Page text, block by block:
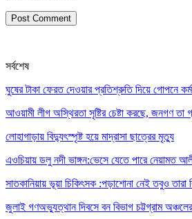
সর্বশেষ
ঘুষের টাকা ফেরত দেওয়ার প্রতিশ্রুতি দিয়ে গোপনে
আওয়ামী লীগ অস্থিরতা সৃষ্টির চেষ্টা করছে, জনগণ
লোহাগাড়ায় বিদ্যুৎস্পৃষ্ট হয়ে মাদ্রাসা ছাত্রের মৃত্যু
এওচিয়ায় ডলু নদী ভাঙ্গন:ভেসে যেতে পারে নেয়ামত
সাতকানিয়ায় ভূয়া চিকিৎসক :পড়াশোনা নেই তবুও তারা
জুলাই গণঅভ্যুত্থান দিবসে বন বিভাগ চট্টগ্রাম